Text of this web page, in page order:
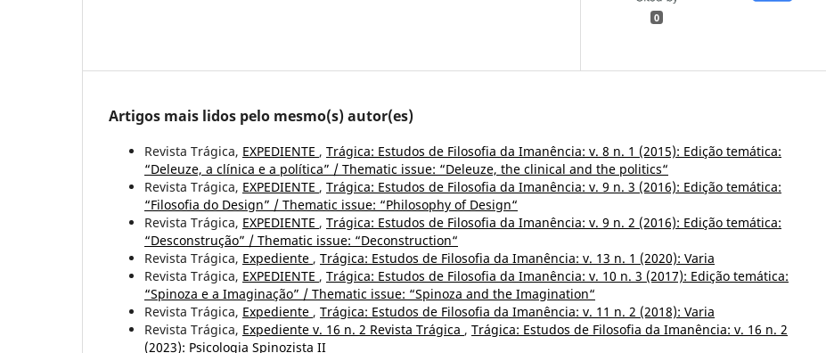
0
Artigos mais lidos pelo mesmo(s) autor(es)
Revista Trágica, EXPEDIENTE , Trágica: Estudos de Filosofia da Imanência: v. 8 n. 1 (2015): Edição temática:
“Deleuze, a clínica e a política” / Thematic issue: “Deleuze, the clinical and the politics“
Revista Trágica, EXPEDIENTE , Trágica: Estudos de Filosofia da Imanência: v. 9 n. 3 (2016): Edição temática:
“Filosofia do Design” / Thematic issue: “Philosophy of Design“
Revista Trágica, EXPEDIENTE , Trágica: Estudos de Filosofia da Imanência: v. 9 n. 2 (2016): Edição temática:
“Desconstrução” / Thematic issue: “Deconstruction“
Revista Trágica, Expediente , Trágica: Estudos de Filosofia da Imanência: v. 13 n. 1 (2020): Varia
Revista Trágica, EXPEDIENTE , Trágica: Estudos de Filosofia da Imanência: v. 10 n. 3 (2017): Edição temática:
“Spinoza e a Imaginação” / Thematic issue: “Spinoza and the Imagination“
Revista Trágica, Expediente , Trágica: Estudos de Filosofia da Imanência: v. 11 n. 2 (2018): Varia
Revista Trágica, Expediente v. 16 n. 2 Revista Trágica , Trágica: Estudos de Filosofia da Imanência: v. 16 n. 2
(2023): Psicologia Spinozista II